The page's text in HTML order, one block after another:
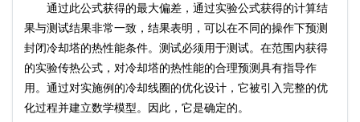
通过此公式获得的最大偏差，通过实验公式获得的计算结
果与测试结果非常一致，结果表明，可以在不同的操作下预测
封闭冷却塔的热性能条件。测试必须用于测试。在范围内获得
的实验传热公式，对冷却塔的热性能的合理预测具有指导作
用。通过对实施例的冷却线圈的优化设计，它被引入完整的优
化过程并建立数学模型。因此，它是确定的。